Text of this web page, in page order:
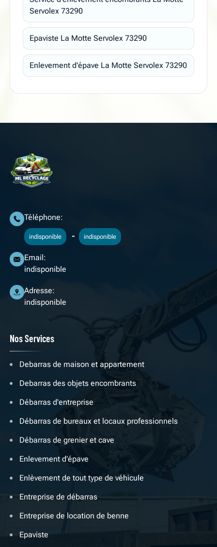
Servolex 73290
Epaviste La Motte Servolex 73290
Enlevement d'épave La Motte Servolex 73290
Téléphone:
indisponible - indisponible
Email:
indisponible
Adresse:
indisponible
Nos Services
Debarras de maison et appartement
Debarras des objets encombrants
Débarras d'entreprise
Débarras de bureaux et locaux professionnels
Débarras de grenier et cave
Enlevement d'épave
Enlèvement de tout type de véhicule
Entreprise de débarras
Entreprise de location de benne
Epaviste